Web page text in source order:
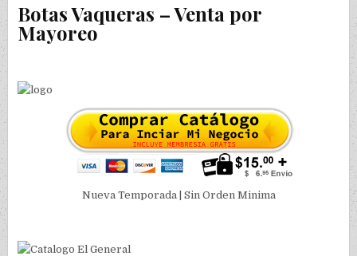
Botas Vaqueras – Venta por
Mayoreo
Nueva Temporada | Sin Orden Minima